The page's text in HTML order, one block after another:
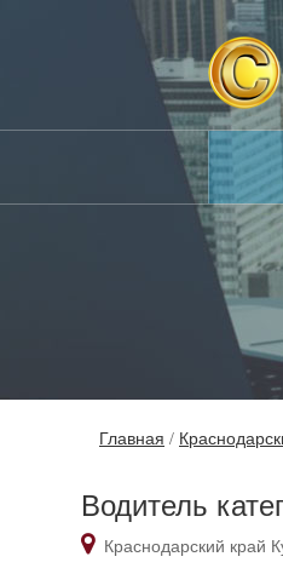
Главная /
Водитель
Краснодарский край